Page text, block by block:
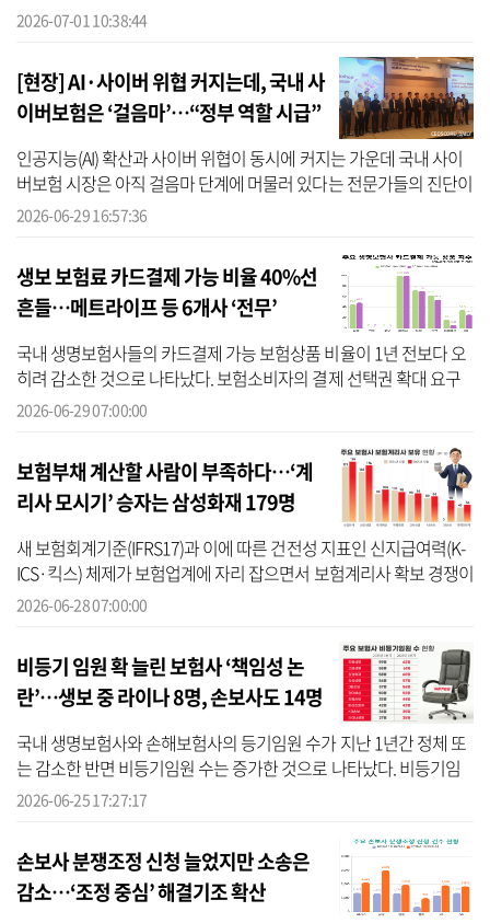
설계사 리크루팅 브랜딩 강화에 나섰다고 1일 밝혔다. 토스인슈어런
2026-07-01 10:38:44
[현장] AI·사이버 위협 커지는데, 국내 사
이버보험은 ‘걸음마’…“정부 역할 시급”
인공지능(AI) 확산과 사이버 위협이 동시에 커지는 가운데 국내 사이
버보험 시장은 아직 걸음마 단계에 머물러 있다는 전문가들의 진단이
나왔다. 전통적인 보험의 역할과 ‘부보가능성(보험사가 특정 위험을
2026-06-29 16:57:36
생보 보험료 카드결제 가능 비율 40%선
흔들…메트라이프 등 6개사 ‘전무’
국내 생명보험사들의 카드결제 가능 보험상품 비율이 1년 전보다 오
히려 감소한 것으로 나타났다. 보험소비자의 결제 선택권 확대 요구
가 커지고 있지만 신용카드 납부 확대를 둘러싼 업계의 움직임은 여
2026-06-29 07:00:00
보험부채 계산할 사람이 부족하다…‘계
리사 모시기’ 승자는 삼성화재 179명
새 보험회계기준(IFRS17)과 이에 따른 건전성 지표인 신지급여력(K-
ICS·킥스) 체제가 보험업계에 자리 잡으면서 보험계리사 확보 경쟁이
한층 치열해지고 있다. 특히 손해보험사들이 적극적인 인력 확충에
2026-06-28 07:00:00
비등기 임원 확 늘린 보험사 ‘책임성 논
란’…생보 중 라이나 8명, 손보사도 14명
국내 생명보험사와 손해보험사의 등기임원 수가 지난 1년간 정체 또
는 감소한 반면 비등기임원 수는 증가한 것으로 나타났다. 비등기임
원은 등기임원보다 법적 책임 부담이 상대적으로 적다는 점에서 보험
2026-06-25 17:27:17
손보사 분쟁조정 신청 늘었지만 소송은
감소…‘조정 중심’ 해결기조 확산